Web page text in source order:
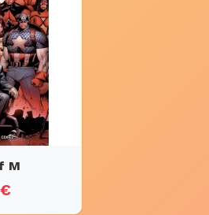
M